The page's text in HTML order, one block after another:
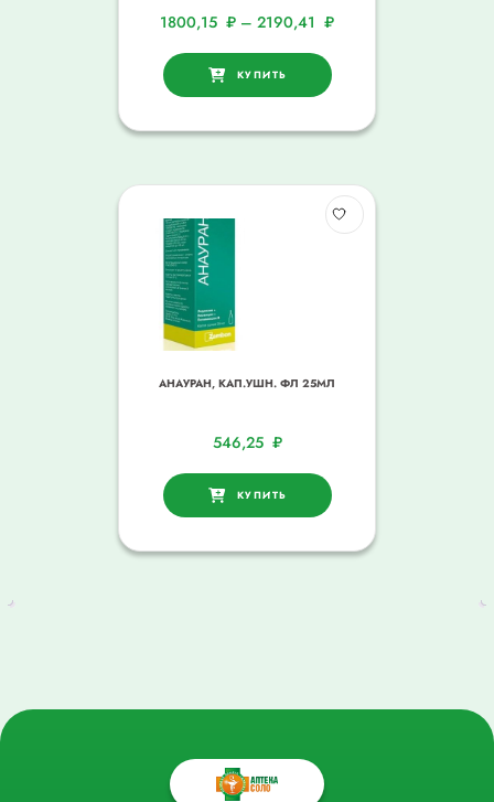
1800,15 ₽ – 2190,41 ₽
КУПИТЬ
АНАУРАН, КАП.УШН. ФЛ 25МЛ
546,25 ₽
КУПИТЬ